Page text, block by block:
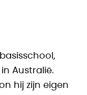
Australië.
hij zijn eigen